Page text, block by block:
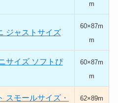
m
ジャストサイズ
60×87m
m
サイズ ソフトぴ
60×87m
m
スモールサイズ・
62×89m